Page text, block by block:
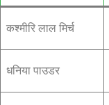
कश्मीरि लाल मिर्च
धनिया पाउडर